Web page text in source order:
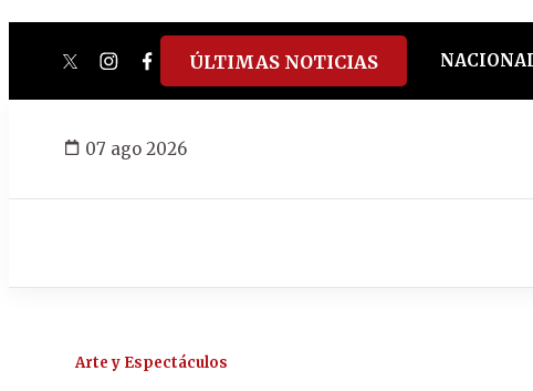
twitterinstagram
facebook
tiktokyoutube
spotify
ÚLTIMAS NOTICIAS
07 ago 2026
Arte y Espectáculos